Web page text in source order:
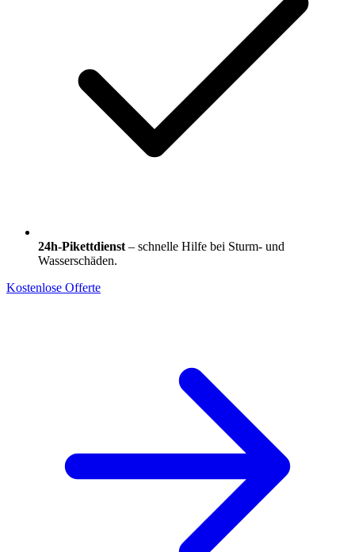
24h-Pikettdienst – schnelle Hilfe bei Sturm- und
Wasserschäden.
Kostenlose Offerte